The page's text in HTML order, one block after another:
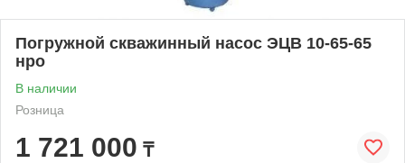
Погружной скважинный насос ЭЦВ 10-65-65
нро
В наличии
Розница
1 721 000 ₸